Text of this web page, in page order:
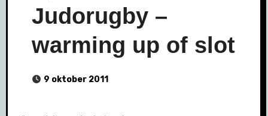
Judorugby –
warming up of slot
9 oktober 2011